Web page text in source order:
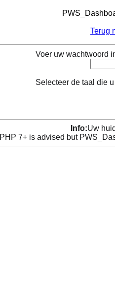
Terug
Voer uw wachtwoord
Selecteer de taal die
Info:Uw
PHP 7+ is advised but